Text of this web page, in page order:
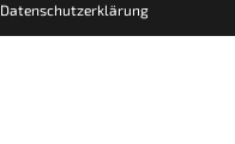
Datenschutzerklärung